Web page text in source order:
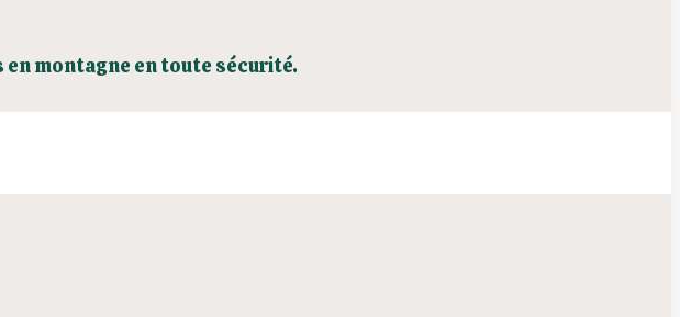
montagne en toute sécurité.